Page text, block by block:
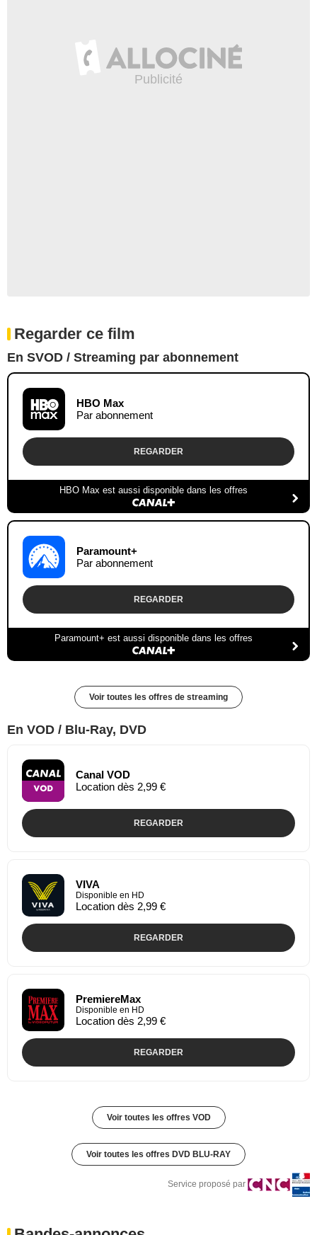
Regarder ce film
En SVOD / Streaming par abonnement
HBO Max
Par abonnement
REGARDER
HBO Max est aussi disponible dans les offres
Paramount+
Par abonnement
REGARDER
Paramount+ est aussi disponible dans les offres
Voir toutes les offres de streaming
En VOD / Blu-Ray, DVD
Canal VOD
Location dès 2,99 €
REGARDER
VIVA
Disponible en HD
Location dès 2,99 €
REGARDER
PremiereMax
Disponible en HD
Location dès 2,99 €
REGARDER
Voir toutes les offres VOD
Voir toutes les offres DVD BLU-RAY
Service proposé par